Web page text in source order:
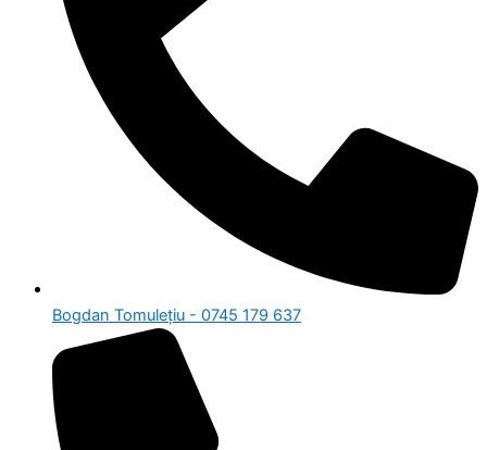
Bogdan Tomulețiu - 0745 179 637